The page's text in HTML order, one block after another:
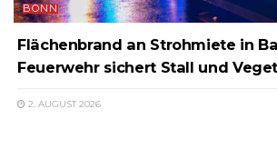
BONN
Flächenbrand an Strohmiete in
Feuerwehr sichert Stall und
2. AUGUST 2026